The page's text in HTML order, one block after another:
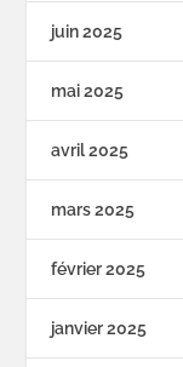
juin 2025
mai 2025
avril 2025
mars 2025
février 2025
janvier 2025